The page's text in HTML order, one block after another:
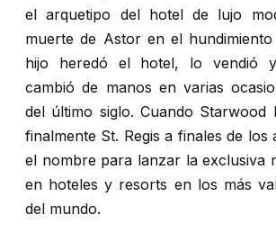
el arquetipo del hotel de lujo
muerte de Astor en el
hijo heredó el hotel, lo vendió
cambió de manos en varias
del último siglo. Cuando Starwood
finalmente St. Regis a finales de los
el nombre para lanzar la exclusiva
en hoteles y resorts en los más
del mundo.